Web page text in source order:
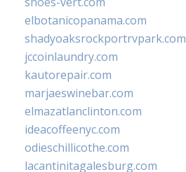
elbotanicopanama.com
shadyoaksrockportrvpark.com
jccoinlaundry.com
kautorepair.com
marjaeswinebar.com
elmazatlanclinton.com
ideacoffeenyc.com
odieschillicothe.com
lacantinitagalesburg.com